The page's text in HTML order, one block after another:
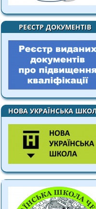
РЕЄСТР ДОКУМЕНТІВ
НОВА УКРАЇНСЬКА